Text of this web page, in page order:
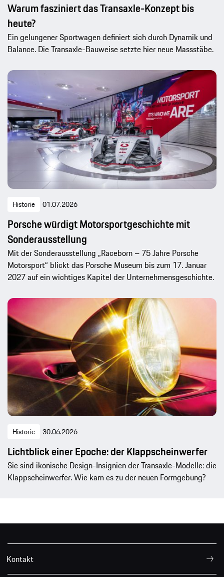
Warum fasziniert das Transaxle-Konzept bis
heute?
Ein gelungener Sportwagen definiert sich durch Dynamik und
Balance. Die Transaxle-Bauweise setzte hier neue Massstäbe.
Historie 01.07.2026
Porsche würdigt Motorsportgeschichte mit
Sonderausstellung
Mit der Sonderausstellung „Raceborn – 75 Jahre Porsche
Motorsport“ blickt das Porsche Museum bis zum 17. Januar
2027 auf ein wichtiges Kapitel der Unternehmensgeschichte.
Historie 30.06.2026
Lichtblick einer Epoche: der Klappscheinwerfer
Sie sind ikonische Design-Insignien der Transaxle-Modelle: die
Klappscheinwerfer. Wie kam es zu der neuen Formgebung?
Kontakt